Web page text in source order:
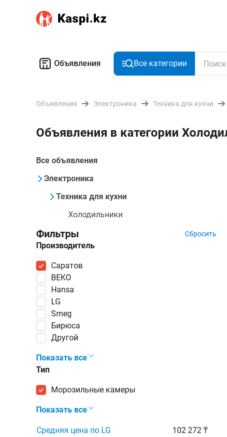
Объявления Все категории
Объявления Электроника Техника для кухни
Объявления в категории
Все объявления
Электроника
Техника для кухни
Холодильники
Фильтры Сбросить
Производитель
Саратов
BEKO
Hansa
LG
Smeg
Бирюса
Другой
Показать все
Тип
морозильные камеры
Показать все
Средняя цена по LG
102 272 ₸